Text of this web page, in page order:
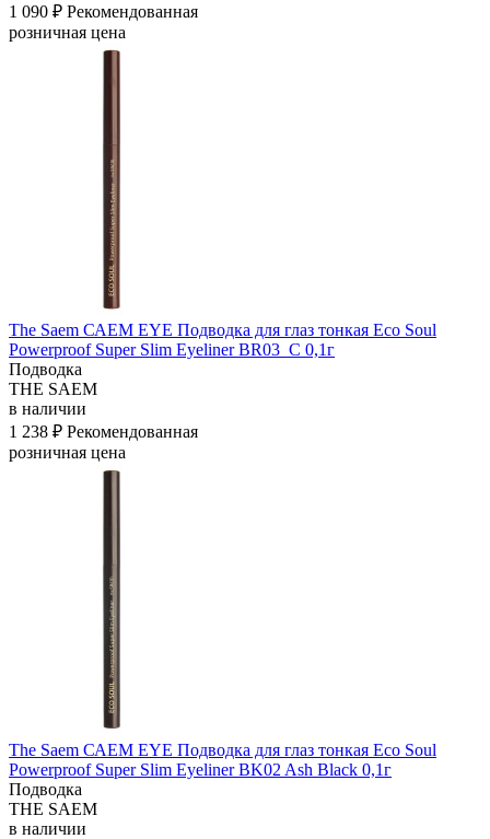
1 090 ₽ Рекомендованная
розничная цена
The Saem САЕМ EYE Подводка для глаз тонкая Eco Soul
Powerproof Super Slim Eyeliner BR03_C 0,1г
Подводка
THE SAEM
в наличии
1 238 ₽ Рекомендованная
розничная цена
The Saem САЕМ EYE Подводка для глаз тонкая Eco Soul
Powerproof Super Slim Eyeliner BK02 Ash Black 0,1г
Подводка
THE SAEM
в наличии